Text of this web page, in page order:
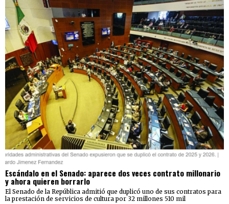
Escándalo en el Senado: aparece dos veces contrato millonario
y ahora quieren borrarlo
El Senado de la República admitió que duplicó uno de sus contratos para
la prestación de servicios de cultura por 32 millones 510 mil